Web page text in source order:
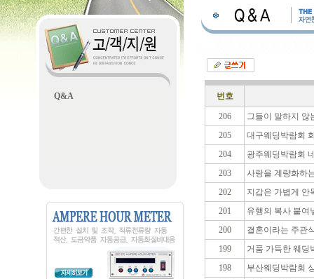
Q&A 번호
206
그들이 말하지 않
205
대구웨딩박람회
204
광주웨딩박람회
203
사랑을 계량화하
202
지갑은 가볍게 안
201
유행의 복사 붙여
200
결혼이라는 주관
199
거품 가득한 웨딩
198
부산웨딩박람회